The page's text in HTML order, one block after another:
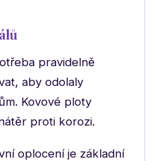
pravidelně
aby odolaly
Kovové ploty
proti korozi.
oplocení je základní